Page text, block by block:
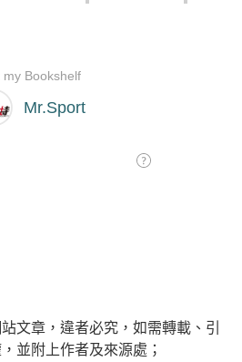
文章，違者必究，如需轉載、引
並附上作者及來源處；